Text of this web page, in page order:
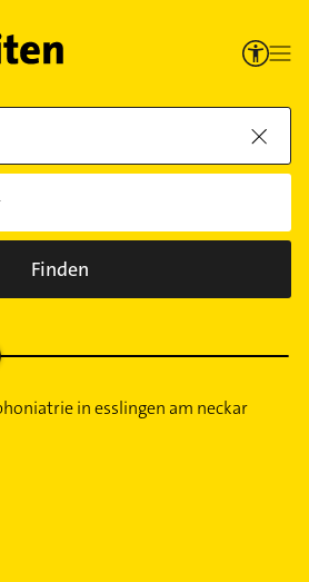
Finden